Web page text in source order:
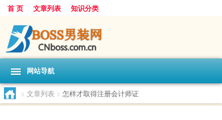
首 页 文章列表 知识分类
网站导航
> 文章列表 > 怎样才取得注册会计师证